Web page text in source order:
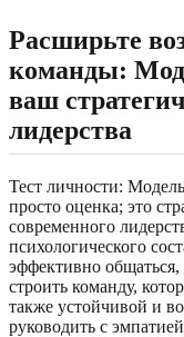
Расширьте
команды:
ваш
лидерства
Тест личности:
просто оценка; это
современного
психологического
эффективно
строить команду,
также устойчивой и
руководить с